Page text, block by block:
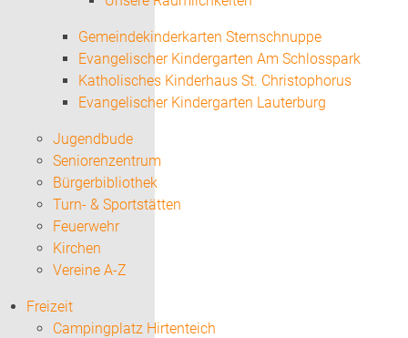
Gemeindekinderkarten Sternschnuppe
Evangelischer Kindergarten Am Schlosspark
Katholisches Kinderhaus St. Christophorus
Evangelischer Kindergarten Lauterburg
Jugendbude
Seniorenzentrum
Bürgerbibliothek
Turn- & Sportstätten
Feuerwehr
Kirchen
Vereine A-Z
Freizeit
Campingplatz Hirtenteich